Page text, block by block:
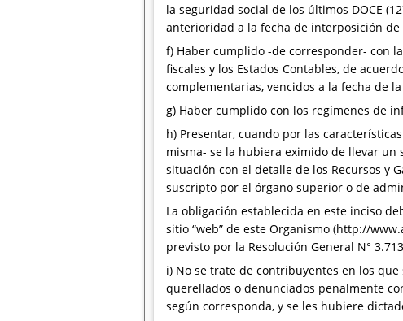
la seguridad social de los últimos DOCE
anterioridad a la fecha de interposición
f) Haber cumplido -de corresponder- con
fiscales y los Estados Contables, de
complementarias, vencidos a la fecha de
g) Haber cumplido con los regímenes de
h) Presentar, cuando por las
misma- se la hubiera eximido de llevar un
situación con el detalle de los Recursos y
suscripto por el órgano superior o de
La obligación establecida en este inciso
sitio “web” de este Organismo (http://
previsto por la Resolución General N°
i) No se trate de contribuyentes en los
querellados o denunciados penalmente
según corresponda, y se les hubiere